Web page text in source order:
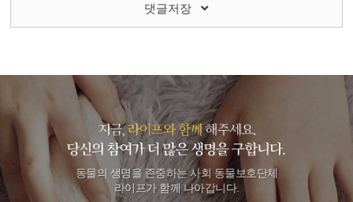
댓글저장
동물의 생명을 존중하는 사회 동물보호단체
라이프가 함께 나아갑니다.